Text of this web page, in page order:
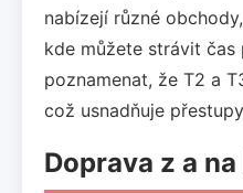
nabízejí různé
kde můžete strávit
poznamenat, že T2 a
což usnadňuje
Doprava z a